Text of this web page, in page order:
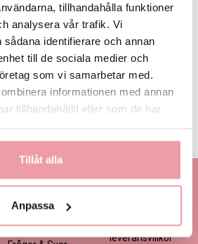
tillhandahålla funktioner
analysera vår trafik. Vi
identifierare och annan
till de sociala medier och
som vi samarbetar med.
informationen med annan
tillhandahållit eller som de har
Tillåt alla
Anpassa
89 kr
I VARUKORGEN
Läs mer
Information
Om oss
Om cookies
Handla
Köp- och
leveransvillkor